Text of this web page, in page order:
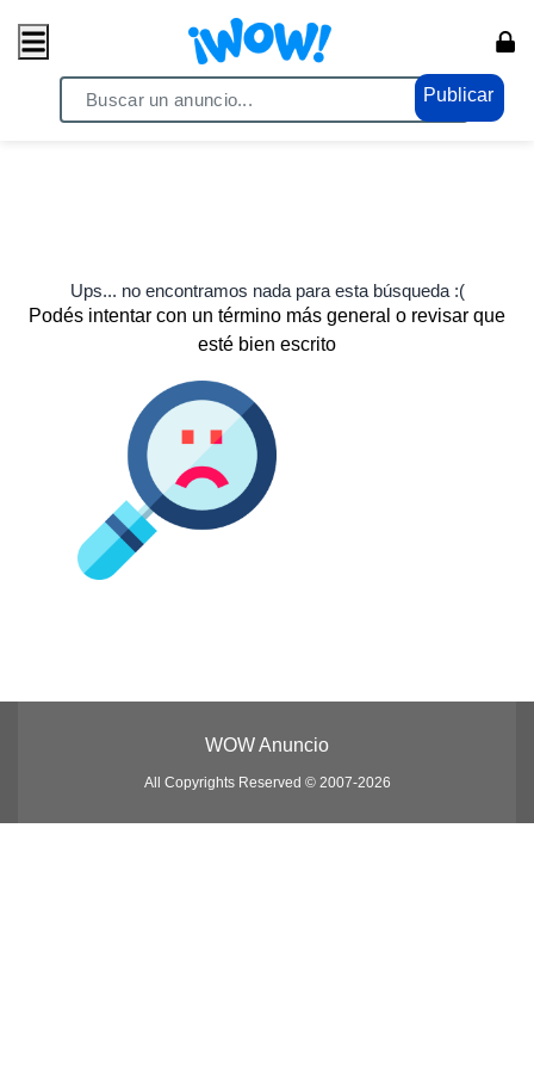
Publicar
Ups... no encontramos nada para esta búsqueda :(
Podés intentar con un término más general o revisar que
esté bien escrito
WOW Anuncio
All Copyrights Reserved © 2007-2026